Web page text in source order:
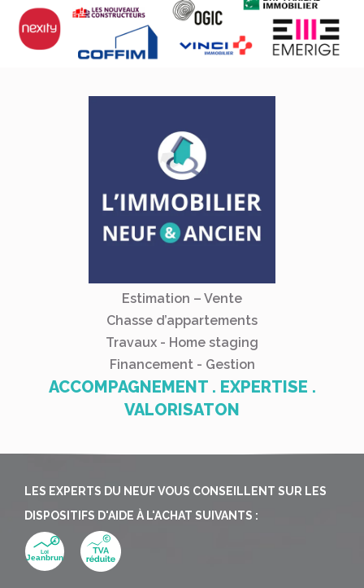
Estimation – Vente
Chasse d’appartements
Travaux - Home staging
Financement - Gestion
ACCOMPAGNEMENT . EXPERTISE .
VALORISATON
LES EXPERTS DU NEUF VOUS CONSEILLENT SUR LES
DISPOSITIFS D'AIDE À L'ACHAT SUIVANTS :